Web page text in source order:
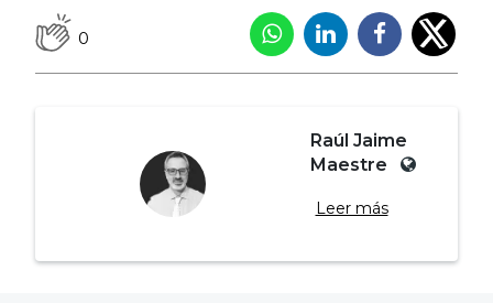
0
Raúl Jaime
Maestre
Leer más